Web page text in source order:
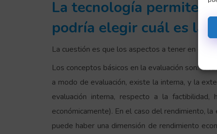
La tecnología permite
podría elegir cuál es la
La cuestión es que los aspectos a tener en
Los conceptos básicos en la evaluación son: la
a modo de evaluación, existe la interna, y la
evaluación interna, respecto a la
económicamente). En el caso del rendimiento,
puede haber una dimensión de rendimiento